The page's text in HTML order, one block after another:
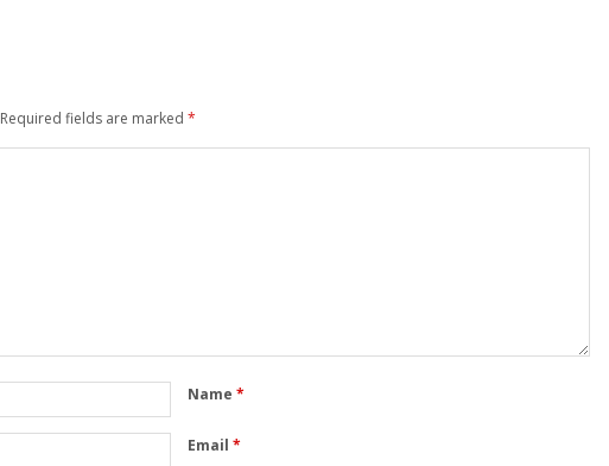
Required fields are marked *
Name *
Email *